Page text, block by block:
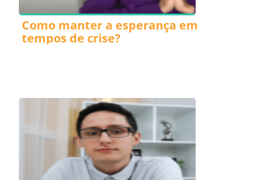
Como manter a esperança em
tempos de crise?